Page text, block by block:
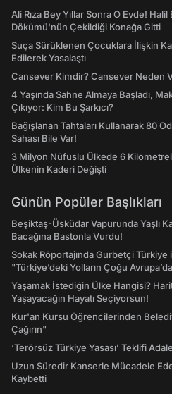
Ali Rıza Bey Yıllar Sonra O Evde!
Dökümü'nün Çekildiği Konağa Gitti
Suça Sürüklenen Çocuklara İlişkin
Edilerek Yasalaştı
Cansever Kimdir? Cansever Neden
4 Yaşında Sahne Almaya Başladı,
Çıkıyor: Kim Bu Şarkıcı?
Bağışlanan Tahtaları Kullanarak 80
Sahası Bile Var!
3 Milyon Nüfuslu Ülkede 6
Ülkenin Kaderi Değişti
Günün Popüler Başlıkları
Beşiktaş-Üsküdar Vapurunda Yaşlı
Bacağına Bastonla Vurdu!
Sokak Röportajında Gurbetçi Türkiye
"Türkiye’deki Yolların Çoğu
Yaşamak İstediğin Ülke Hangisi?
Yaşayacağın Hayatı Seçiyorsun!
Kur'an Kursu Öğrencilerinden
Çağırın"
‘Terörsüz Türkiye Yasası’ Teklifi
Uzun Süredir Kanserle Mücadele
Kaybetti